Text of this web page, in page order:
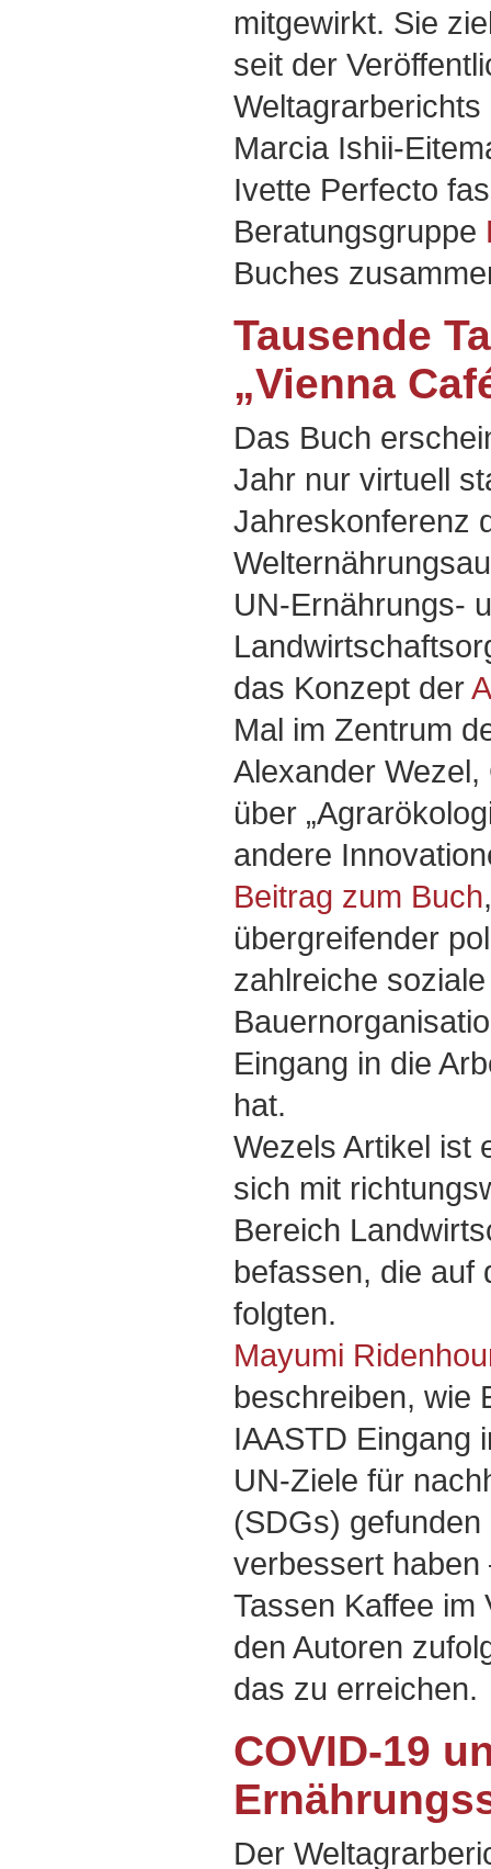
mitgewirkt. Sie
seit der
Marcia Ishii-
Ivette Perfecto
Beratungsgruppe
Buches
Tausende
„Vienna
Das Buch
Jahr nur virtuell
Jahreskonferenz
UN-Ernährungs-
das Konzept der
Mal im Zentrum
Alexander
über
andere
Beitrag zum Buch
übergreifender
zahlreiche
Eingang in die
hat.
Wezels Artikel ist
sich mit
Bereich
befassen, die auf
folgten.
Mayumi
beschreiben, wie
IAASTD Eingang
UN-Ziele für
(SDGs)
verbessert haben
Tassen Kaffee im
den Autoren
das zu erreichen.
COVID-19
Der